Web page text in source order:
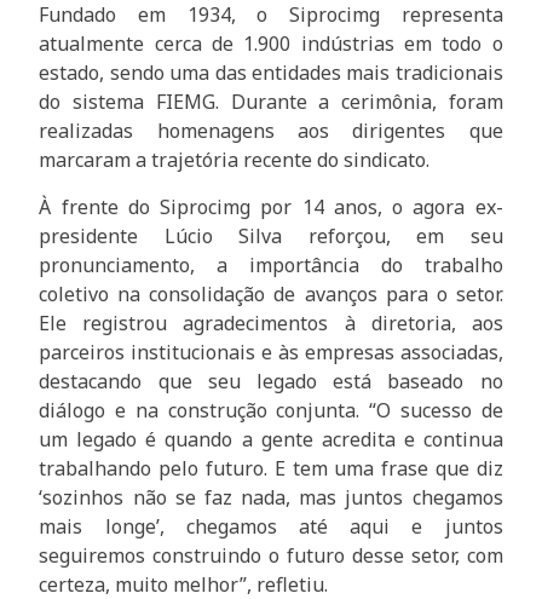
Fundado em 1934, o Siprocimg representa
atualmente cerca de 1.900 indústrias em todo o
estado, sendo uma das entidades mais tradicionais
do sistema FIEMG. Durante a cerimônia, foram
realizadas homenagens aos dirigentes que
marcaram a trajetória recente do sindicato.
À frente do Siprocimg por 14 anos, o agora ex-
presidente Lúcio Silva reforçou, em seu
pronunciamento, a importância do trabalho
coletivo na consolidação de avanços para o setor.
Ele registrou agradecimentos à diretoria, aos
parceiros institucionais e às empresas associadas,
destacando que seu legado está baseado no
diálogo e na construção conjunta. “O sucesso de
um legado é quando a gente acredita e continua
trabalhando pelo futuro. E tem uma frase que diz
‘sozinhos não se faz nada, mas juntos chegamos
mais longe’, chegamos até aqui e juntos
seguiremos construindo o futuro desse setor, com
certeza, muito melhor”, refletiu.